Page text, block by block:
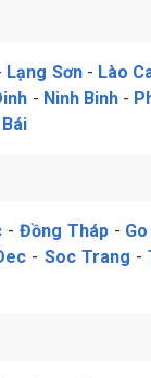
Lạng Sơn- Lào
- Ninh Binh-
- Đồng Tháp-
- Soc Trang -